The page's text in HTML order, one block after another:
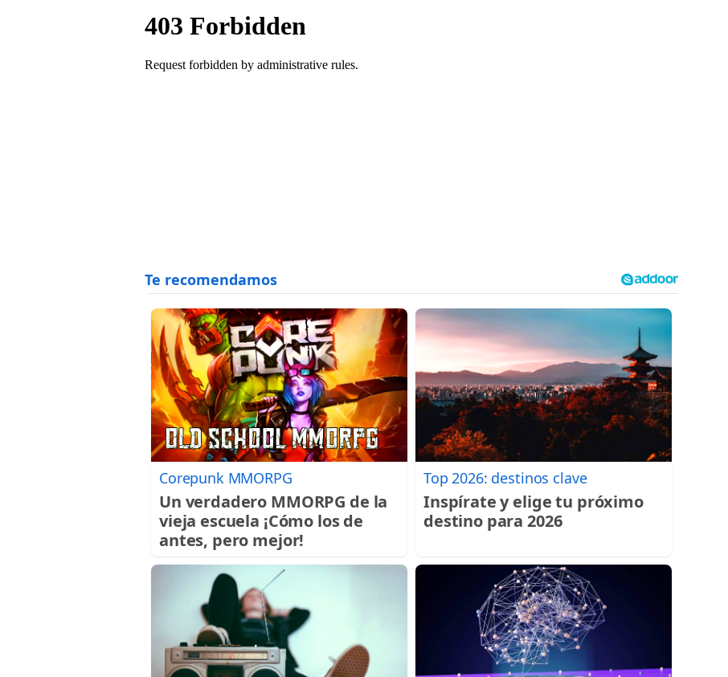
Corepunk MMORPG
Un verdadero MMORPG de la
vieja escuela ¡Cómo los de
antes, pero mejor!
Top 2026: destinos clave
Inspírate y elige tu próximo
destino para 2026